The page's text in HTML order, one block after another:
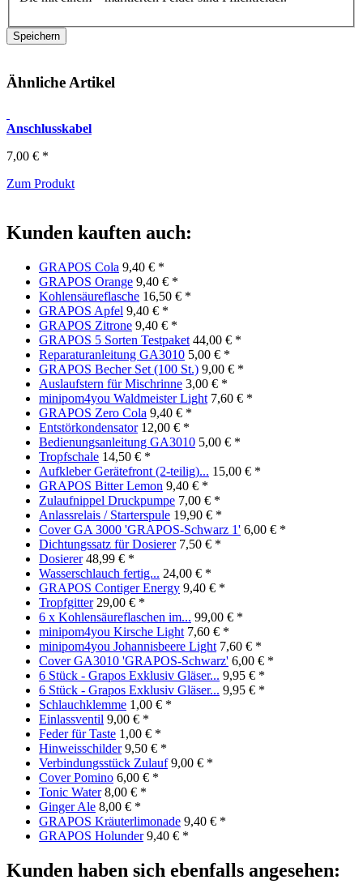
Ähnliche Artikel
Anschlusskabel
7,00 € *
Zum Produkt
Kunden kauften auch:
GRAPOS Cola 9,40 € *
GRAPOS Orange 9,40 € *
Kohlensäureflasche 16,50 € *
GRAPOS Apfel 9,40 € *
GRAPOS Zitrone 9,40 € *
GRAPOS 5 Sorten Testpaket 44,00 € *
Reparaturanleitung GA3010 5,00 € *
GRAPOS Becher Set (100 St.) 9,00 € *
Auslaufstern für Mischrinne 3,00 € *
minipom4you Waldmeister Light 7,60 € *
GRAPOS Zero Cola 9,40 € *
Entstörkondensator 12,00 € *
Bedienungsanleitung GA3010 5,00 € *
Tropfschale 14,50 € *
Aufkleber Gerätefront (2-teilig)... 15,00 € *
GRAPOS Bitter Lemon 9,40 € *
Zulaufnippel Druckpumpe 7,00 € *
Anlassrelais / Starterspule 19,90 € *
Cover GA 3000 'GRAPOS-Schwarz 1' 6,00 € *
Dichtungssatz für Dosierer 7,50 € *
Dosierer 48,99 € *
Wasserschlauch fertig... 24,00 € *
GRAPOS Contiger Energy 9,40 € *
Tropfgitter 29,00 € *
6 x Kohlensäureflaschen im... 99,00 € *
minipom4you Kirsche Light 7,60 € *
minipom4you Johannisbeere Light 7,60 € *
Cover GA3010 'GRAPOS-Schwarz' 6,00 € *
6 Stück - Grapos Exklusiv Gläser... 9,95 € *
6 Stück - Grapos Exklusiv Gläser... 9,95 € *
Schlauchklemme 1,00 € *
Einlassventil 9,00 € *
Feder für Taste 1,00 € *
Hinweisschilder 9,50 € *
Verbindungsstück Zulauf 9,00 € *
Cover Pomino 6,00 € *
Tonic Water 8,00 € *
Ginger Ale 8,00 € *
GRAPOS Kräuterlimonade 9,40 € *
GRAPOS Holunder 9,40 € *
Kunden haben sich ebenfalls angesehen: